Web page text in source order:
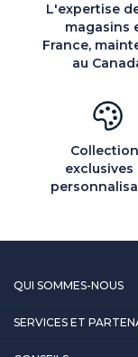
L'expertise
magasins
France,
au
exclusives
QUI SOMMES-NOUS
SERVICES ET